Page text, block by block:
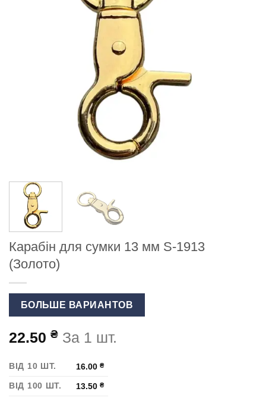
Карабін для сумки 13 мм S-1913
(Золото)
БОЛЬШЕ ВАРИАНТОВ
22.50 ₴ За 1 шт.
ВІД 10 ШТ. 16.00₴
ВІД 100 ШТ. 13.50₴